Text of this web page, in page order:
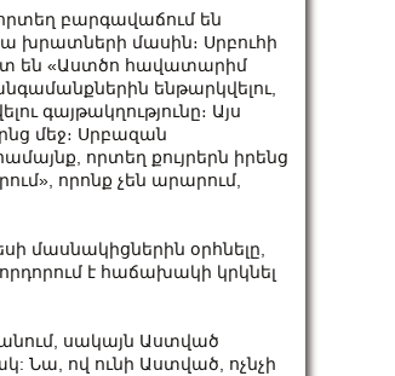
բարգավաճում են
խրատների մասին։ Սրբուհի
են «Աստծո հավատարիմ
ենթարկվելու,
գայթակղությունը։ Այս
մեջ։ Սրբազան
որտեղ քույրերն իրենց
որոնք չեն արարում,
մասնակիցներին օրհնելը,
է հաճախակի կրկնել
սակայն Աստված
Նա, ով ունի Աստված, ոչնչի